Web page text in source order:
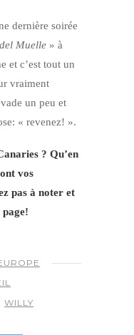
dernière soirée
Muelle » à
et c’est tout un
vraiment
un peu et
« revenez! ».
? Qu’en
vos
pas à noter et
page!
WILLY